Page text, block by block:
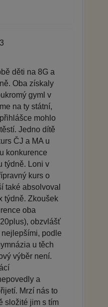
děti na 8G a
Oba získaly
gyml v
na ty státní,
mohlo
Jedno dítě
ČJ a MA u
konkurence
týdně. Loni v
kurs o
také absolvoval
týdně. Zkoušek
oba
obzvlášť
podle
u těch
výběr není.
a
Mrzí nás to
složité jim s tím